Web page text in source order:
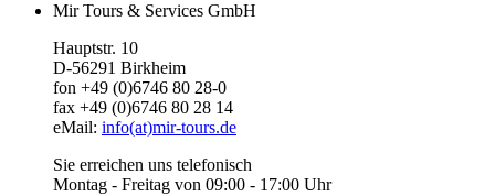
Mir Tours & Services GmbH
Hauptstr. 10
D-56291 Birkheim
fon +49 (0)6746 80 28-0
fax +49 (0)6746 80 28 14
eMail: info(at)mir-tours.de
Sie erreichen uns telefonisch
Montag - Freitag von 09:00 - 17:00 Uhr